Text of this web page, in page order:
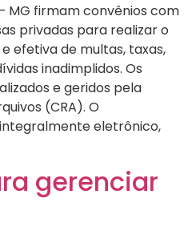
MG firmam convênios com
privadas para realizar o
efetiva de multas, taxas,
inadimplidos. Os
e geridos pela
(CRA). O
eletrônico,
gerenciar